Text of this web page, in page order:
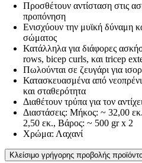
Προσθέτουν αντίσταση στις
προπόνηση
Ενισχύουν την μυϊκή δύναμη
σώματος
Κατάλληλα για διάφορες
rows, bicep curls, και tricep
Πωλούνται σε ζευγάρι για
Κατασκευασμένα από
και σταθερότητα
Διαθέτουν τρύπα για τον
Διαστάσεις: Μήκος: ~ 32,00
2,50 εκ., Βάρος: ~ 500 gr x 2
Χρώμα: Λαχανί
Κλείσιμο γρήγορης προβολής